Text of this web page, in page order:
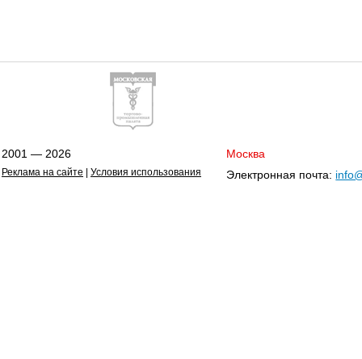
2001 — 2026
Реклама на сайте Условия использования
Москва
Электронная почта: